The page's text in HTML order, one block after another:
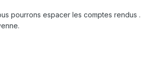
pourrons espacer les comptes rendus .